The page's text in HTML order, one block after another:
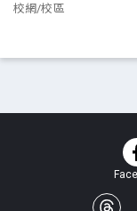
校網/校區